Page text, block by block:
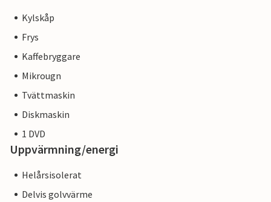
Kylskåp
Frys
Kaffebryggare
Mikrougn
Tvättmaskin
Diskmaskin
1 DVD
Uppvärmning/energi
Helårsisolerat
Delvis golvvärme